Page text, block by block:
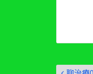
文